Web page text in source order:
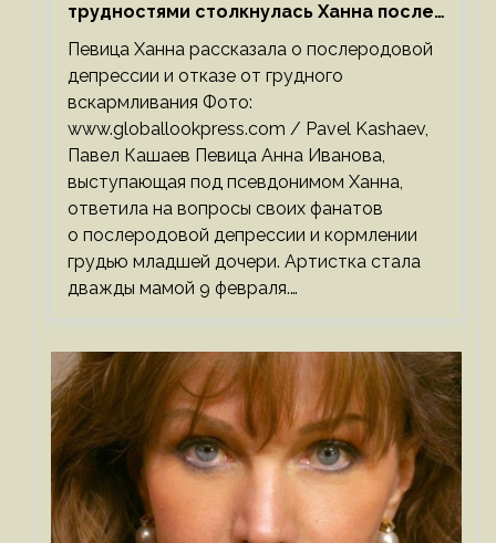
трудностями столкнулась Ханна после
родов
Певица Ханна рассказала о послеродовой
депрессии и отказе от грудного
вскармливания Фото:
www.globallookpress.com / Pavel Kashaev,
Павел Кашаев Певица Анна Иванова,
выступающая под псевдонимом Ханна,
ответила на вопросы своих фанатов
о послеродовой депрессии и кормлении
грудью младшей дочери. Артистка стала
дважды мамой 9 февраля.…